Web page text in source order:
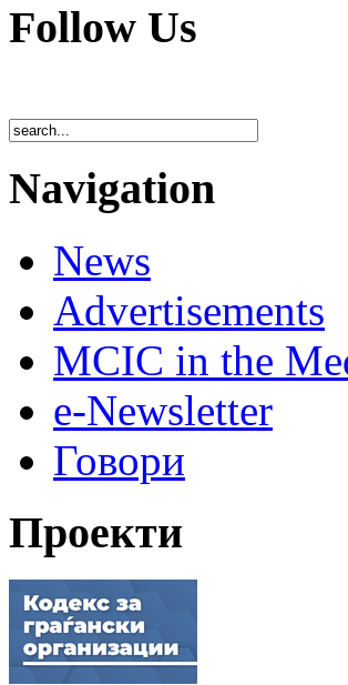
Follow Us
Navigation
News
Advertisements
MCIC in the
e-Newsletter
Говори
Проекти